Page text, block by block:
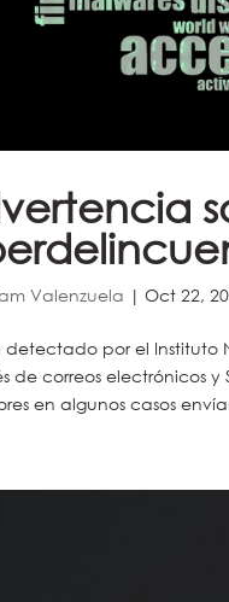
Valenzuela |Oct 22,
detectado por el Instituto
de correos electrónicos
en algunos casos